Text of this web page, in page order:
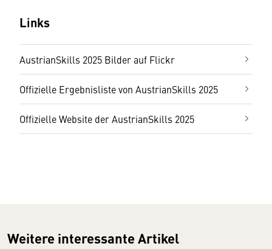
Links
AustrianSkills 2025 Bilder auf Flickr
Offizielle Ergebnisliste von AustrianSkills 2025
Offizielle Website der AustrianSkills 2025
Weitere interessante Artikel